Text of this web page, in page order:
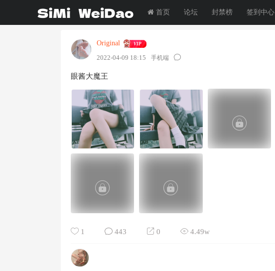
首页 论坛 封禁榜 签到中心
Original VIP
2022-04-09 18:15 手机端
眼酱大魔王
1 443 0 4.49w